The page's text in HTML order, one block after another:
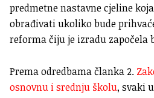
predmetne nastavne cjeline
obrađivati ukoliko bude
reforma čiju je izradu započela
Prema odredbama članka 2.
osnovnu i srednju školu, svaki